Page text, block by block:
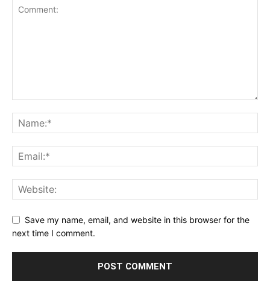
Save my name, email, and website in this browser for the
next time I comment.